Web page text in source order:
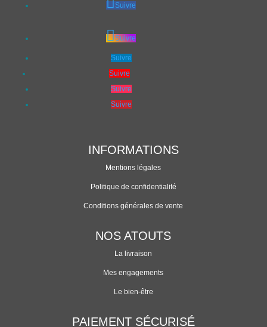
Suivre
Suivre
Suivre
Suivre
Suivre
Suivre
INFORMATIONS
Mentions légales
Politique de confidentialité
Conditions générales de vente
NOS ATOUTS
La livraison
Mes engagements
Le bien-être
PAIEMENT SÉCURISÉ